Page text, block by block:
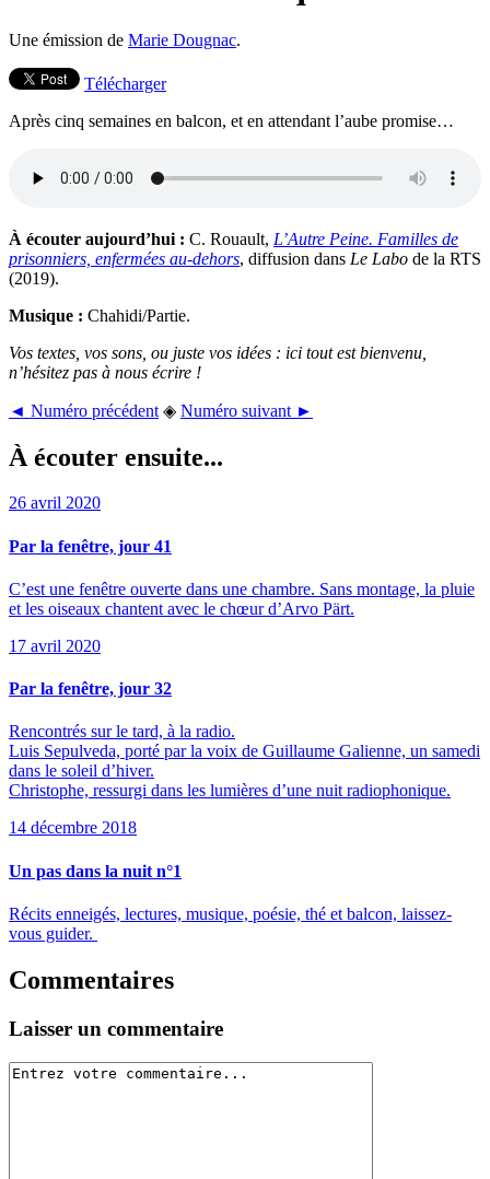
Une émission de Marie Dougnac.
Télécharger
Après cinq semaines en balcon, et en attendant l’aube promise…
À écouter aujourd’hui : C. Rouault, L’Autre Peine. Familles de
prisonniers, enfermées au-dehors, diffusion dans Le Labo de la RTS
(2019).
Musique : Chahidi/Partie.
Vos textes, vos sons, ou juste vos idées : ici tout est bienvenu,
n’hésitez pas à nous écrire !
◄ Numéro précédent ◈ Numéro suivant ►
À écouter ensuite...
26 avril 2020
Par la fenêtre, jour 41
C’est une fenêtre ouverte dans une chambre. Sans montage, la pluie
et les oiseaux chantent avec le chœur d’Arvo Pärt.
17 avril 2020
Par la fenêtre, jour 32
Rencontrés sur le tard, à la radio.
Luis Sepulveda, porté par la voix de Guillaume Galienne, un samedi
dans le soleil d’hiver.
Christophe, ressurgi dans les lumières d’une nuit radiophonique.
14 décembre 2018
Un pas dans la nuit n°1
Récits enneigés, lectures, musique, poésie, thé et balcon, laissez-
vous guider.
Commentaires
Laisser un commentaire